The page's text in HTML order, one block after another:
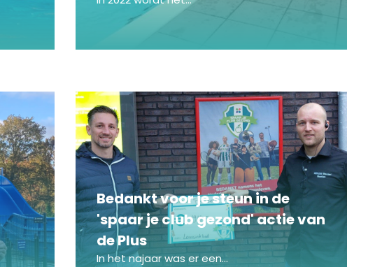
Bedankt voor je steun in de
'spaar je club gezond' actie van
de Plus
In het najaar was er een...